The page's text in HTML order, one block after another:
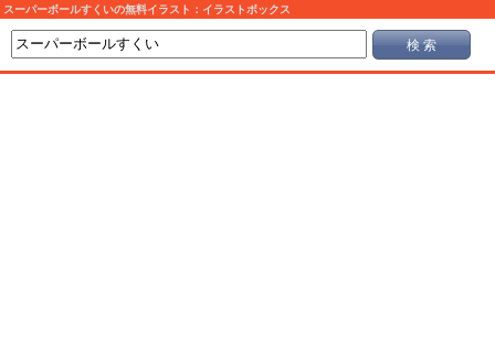
スーパーボールすくいの無料イラスト：イラストボックス
検 索